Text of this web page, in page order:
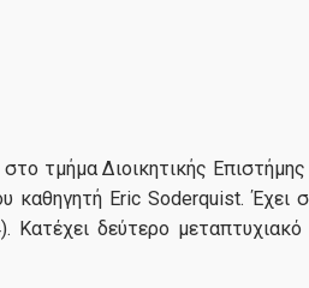
τμήμα Διοικητικής
καθηγητή Eric Soderquist.
Κατέχει δεύτερο